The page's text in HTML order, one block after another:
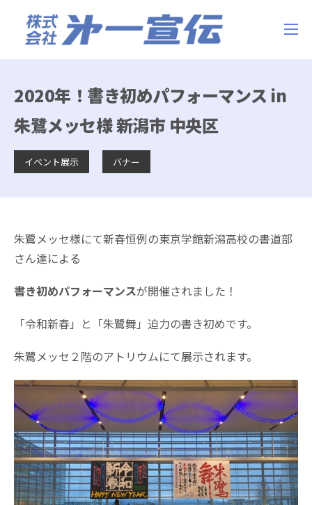
2020年！書き初めパフォーマンス in
朱鷺メッセ様 新潟市 中央区
イベント展示 バナー
朱鷺メッセ様にて新春恒例の東京学館新潟高校の書道部
さん達による
書き初めパフォーマンスが開催されました！
「令和新春」と「朱鷺舞」迫力の書き初めです。
朱鷺メッセ２階のアトリウムにて展示されます。